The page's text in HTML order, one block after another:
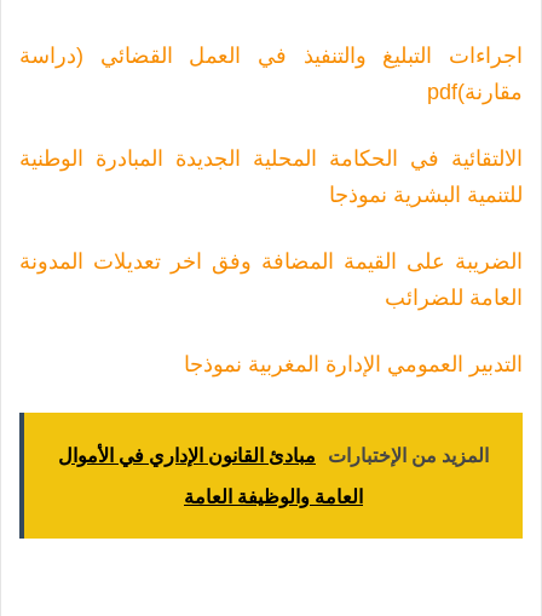
اجراءات التبليغ والتنفيذ في العمل القضائي (دراسة
مقارنة)pdf
الالتقائية في الحكامة المحلية الجديدة المبادرة الوطنية
للتنمية البشرية نموذجا
الضريبة على القيمة المضافة وفق اخر تعديلات المدونة
العامة للضرائب
التدبير العمومي الإدارة المغربية نموذجا
المزيد من الإختبارات
مبادئ القانون الإداري في الأموال
العامة والوظيفة العامة